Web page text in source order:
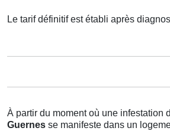
Le tarif définitif est établi après
À partir du moment où une infestation
Guernes se manifeste dans un